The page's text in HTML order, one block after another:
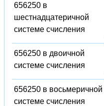
656250 в
шестнадцатеричной
системе счисления
656250 в двоичной
системе счисления
656250 в восьмеричной
системе счисления